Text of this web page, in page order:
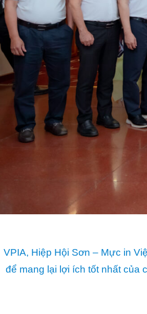
VPIA, Hiệp Hội Sơn – Mực in
để mang lại lợi ích tốt nhất của